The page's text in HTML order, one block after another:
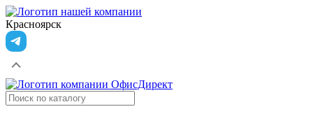
Красноярск